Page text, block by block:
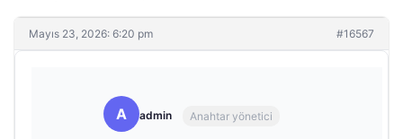
Mayıs 23, 2026: 6:20 pm #16567
A admin Anahtar yönetici